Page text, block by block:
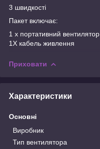
3 швидкості
Пакет включає:
1 х портативний вентилятор
1Х кабель живлення
Приховати
Характеристики
Основні
Виробник
Тип вентилятора